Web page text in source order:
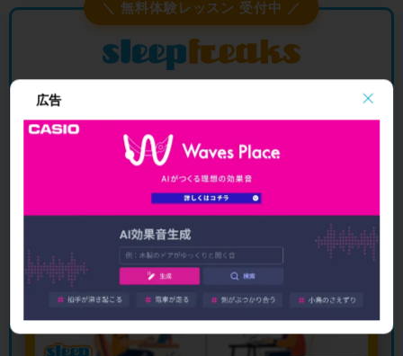
広告
＼ 無料体験レッスン 受付中 ／
オンラインDTMレッスン専門 ／ 2009年から17年
Logic Proの操作を、講師と一緒に
みませんか？